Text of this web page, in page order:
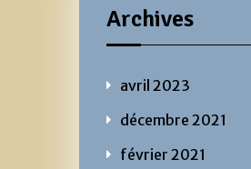
Archives
avril 2023
décembre 2021
février 2021